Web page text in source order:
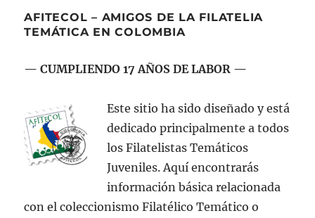
AFITECOL – AMIGOS DE LA FILATELIA
TEMÁTICA EN COLOMBIA
— CUMPLIENDO 17 AÑOS DE LABOR —
Este sitio ha sido diseñado y está
dedicado principalmente a todos
los Filatelistas Temáticos
Juveniles. Aquí encontrarás
información básica relacionada
con el coleccionismo Filatélico Temático o